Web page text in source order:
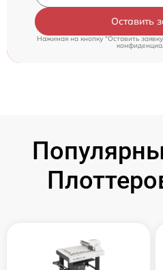
Оставить
Нажимая на кнопку "Оставить